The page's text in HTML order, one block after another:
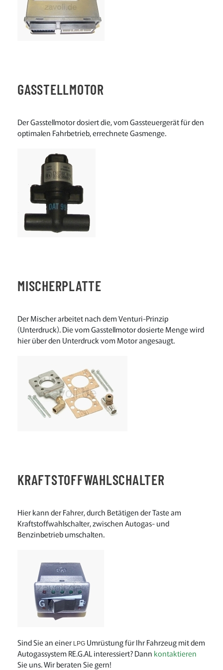
GASSTELLMOTOR
Der Gasstellmotor dosiert die, vom Gassteuergerät für den
optimalen Fahrbetrieb, errechnete Gasmenge.
MISCHERPLATTE
Der Mischer arbeitet nach dem Venturi-Prinzip
(Unterdruck). Die vom Gasstellmotor dosierte Menge wird
hier über den Unterdruck vom Motor angesaugt.
KRAFTSTOFFWAHLSCHALTER
Hier kann der Fahrer, durch Betätigen der Taste am
Kraftstoffwahlschalter, zwischen Autogas- und
Benzinbetrieb umschalten.
Sind Sie an einer LPG Umrüstung für Ihr Fahrzeug mit dem
Autogassystem RE.G.AL interessiert? Dann kontaktieren
Sie uns. Wir beraten Sie gern!